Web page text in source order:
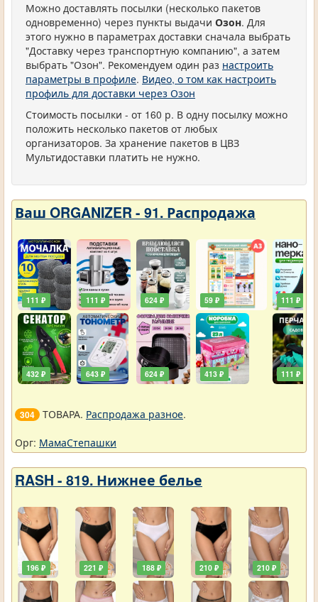
Можно доставлять посылки (несколько пакетов
одновременно) через пункты выдачи Озон. Для
этого нужно в параметрах доставки сначала выбрать
"Доставку через транспортную компанию", а затем
выбрать "Озон". Рекомендуем один раз настроить
параметры в профиле. Видео, о том как настроить
профиль для доставки через Озон
Стоимость посылки - от 160 р. В одну посылку можно
положить несколько пакетов от любых
организаторов. За хранение пакетов в ЦВЗ
Мультидоставки платить не нужно.
Ваш ORGANIZER - 91. Распродажа
111 ₽
432 ₽
111 ₽
643 ₽
624 ₽
624 ₽
59 ₽
413 ₽
111 ₽
111 ₽
304 ТОВАРА. Распродажа разное.
Орг: МамаСтепашки
RASH - 819. Нижнее белье
196 ₽ 221 ₽ 188 ₽ 210 ₽ 210 ₽